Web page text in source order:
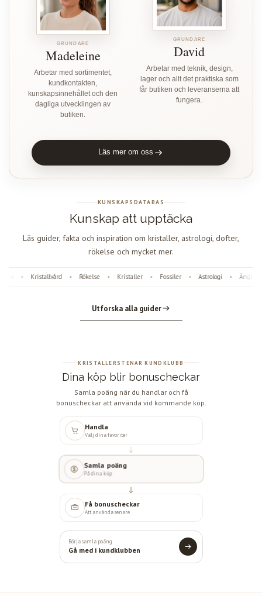
GRUNDARE
Madeleine
Arbetar med sortimentet,
kundkontakten,
kunskapsinnehållet och den
dagliga utvecklingen av
butiken.
GRUNDARE
David
Arbetar med teknik, design,
lager och allt det praktiska som
får butiken och leveranserna att
fungera.
Läs mer om oss
KUNSKAPSDATABAS
Kunskap att upptäcka
Läs guider, fakta och inspiration om kristaller, astrologi, dofter,
rökelse och mycket mer.
• Kristallvård • Rökelse • Kristaller • Fossiler • Astrologi •
Utforska alla guider
KRISTALLERSTENAR KUNDKLUBB
Dina köp blir bonuscheckar
Samla poäng när du handlar och få
bonuscheckar att använda vid kommande köp.
Handla
Välj dina favoriter
Samla poäng
På dina köp
Få bonuscheckar
Att använda senare
Börja samla poäng
Gå med i kundklubben